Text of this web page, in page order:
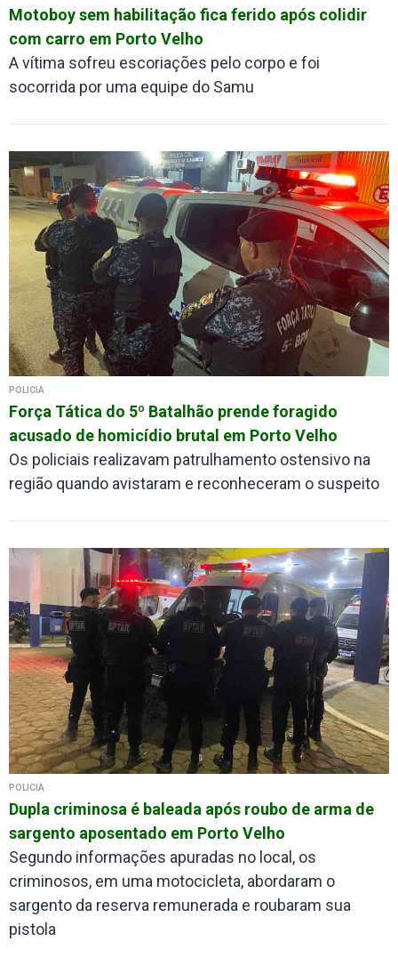
Motoboy sem habilitação fica ferido após colidir
com carro em Porto Velho
A vítima sofreu escoriações pelo corpo e foi
socorrida por uma equipe do Samu
POLÍCIA
Força Tática do 5º Batalhão prende foragido
acusado de homicídio brutal em Porto Velho
Os policiais realizavam patrulhamento ostensivo na
região quando avistaram e reconheceram o suspeito
POLÍCIA
Dupla criminosa é baleada após roubo de arma de
sargento aposentado em Porto Velho
Segundo informações apuradas no local, os
criminosos, em uma motocicleta, abordaram o
sargento da reserva remunerada e roubaram sua
pistola